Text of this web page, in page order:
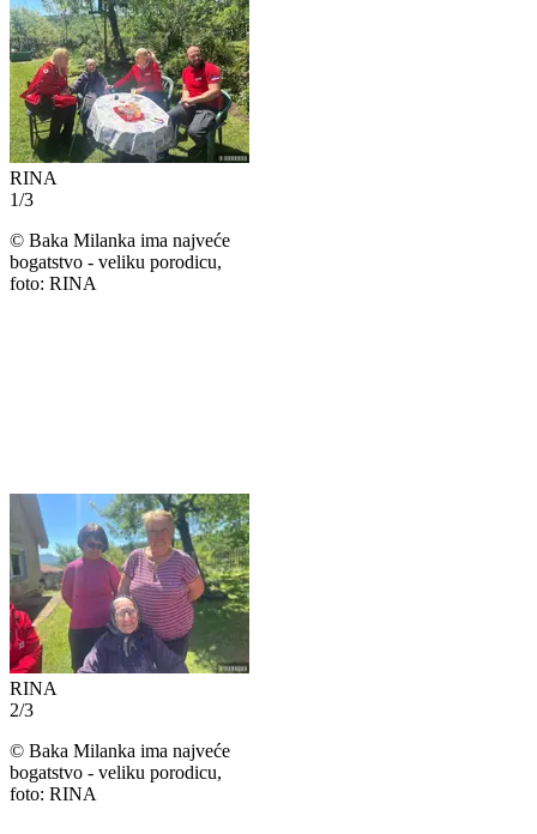
RINA
1/3
© Baka Milanka ima najveće
bogatstvo - veliku porodicu,
foto: RINA
RINA
2/3
© Baka Milanka ima najveće
bogatstvo - veliku porodicu,
foto: RINA